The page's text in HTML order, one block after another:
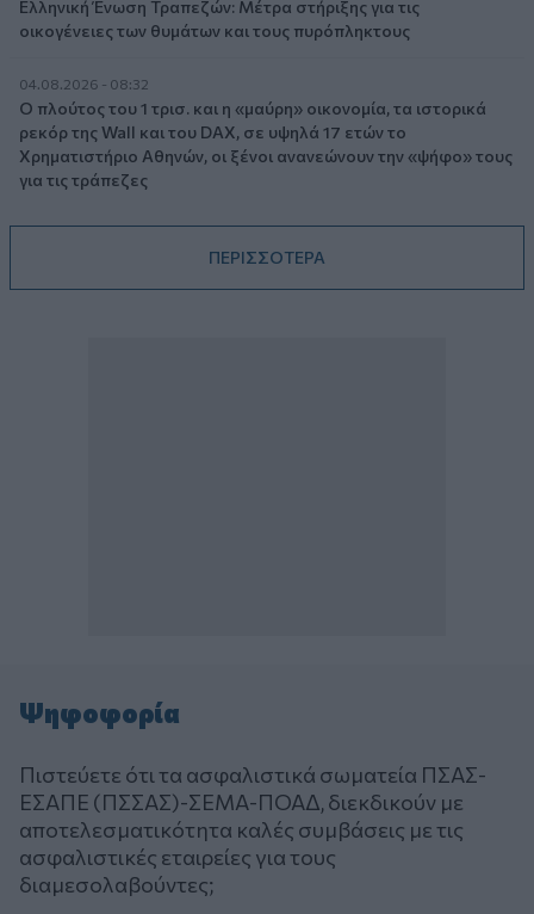
Ελληνική Ένωση Τραπεζών: Μέτρα στήριξης για τις
οικογένειες των θυμάτων και τους πυρόπληκτους
04.08.2026 - 08:32
Ο πλούτος του 1 τρισ. και η «μαύρη» οικονομία, τα ιστορικά
ρεκόρ της Wall και του DAX, σε υψηλά 17 ετών το
Χρηματιστήριο Αθηνών, οι ξένοι ανανεώνουν την «ψήφο» τους
για τις τράπεζες
ΠΕΡΙΣΣΟΤΕΡΑ
Ψηφοφορία
Πιστεύετε ότι τα ασφαλιστικά σωματεία ΠΣΑΣ-
ΕΣΑΠΕ (ΠΣΣΑΣ)-ΣΕΜΑ-ΠΟΑΔ, διεκδικούν με
αποτελεσματικότητα καλές συμβάσεις με τις
ασφαλιστικές εταιρείες για τους
διαμεσολαβούντες;